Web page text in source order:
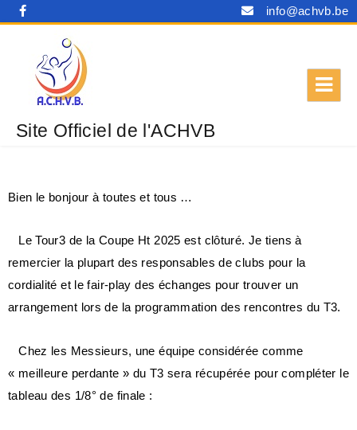
info@achvb.be
Site Officiel de l'ACHVB
Bien le bonjour à toutes et tous …
Le Tour3 de la Coupe Ht 2025 est clôturé. Je tiens à
remercier la plupart des responsables de clubs pour la
cordialité et le fair-play des échanges pour trouver un
arrangement lors de la programmation des rencontres du T3.
Chez les Messieurs, une équipe considérée comme
« meilleure perdante » du T3 sera récupérée pour compléter le
tableau des 1/8° de finale :